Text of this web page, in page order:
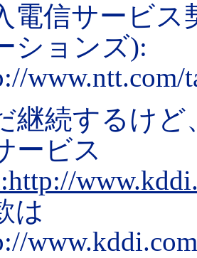
電信サービス
ションズ):
www.ntt.com/
継続するけ
ービス
は